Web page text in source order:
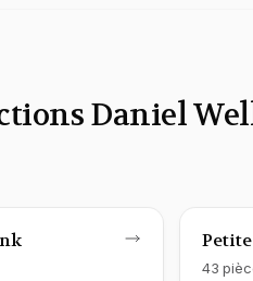
Daniel
Wellington
femme Petite
43